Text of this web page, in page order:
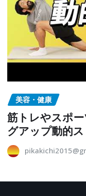
美容・健康
筋トレやスポ
グアップ動的ス